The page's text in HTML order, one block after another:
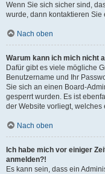
Wenn Sie sich sicher sind,
wurde, dann kontaktieren Sie
Nach oben
Warum kann ich mich nicht
Dafür gibt es viele mögliche
Benutzername und Ihr
Sie sich an einen Board-
gesperrt wurden. Es ist
der Website vorliegt, welches
Nach oben
Ich habe mich vor einiger
anmelden?!
Es kann sein, dass ein